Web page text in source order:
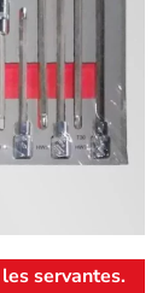
servantes.